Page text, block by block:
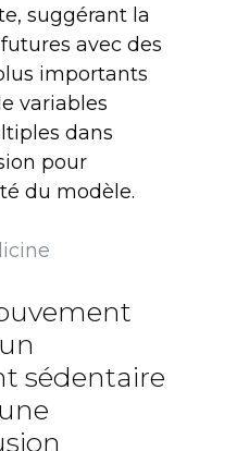
suggérant la
avec des
importants
variables
dans
pour
du modèle.
sédentaire